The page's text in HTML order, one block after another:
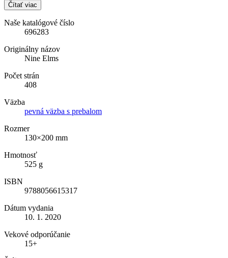
Čítať viac
Naše katalógové číslo
696283
Originálny názov
Nine Elms
Počet strán
408
Väzba
pevná väzba s prebalom
Rozmer
130×200 mm
Hmotnosť
525 g
ISBN
9788056615317
Dátum vydania
10. 1. 2020
Vekové odporúčanie
15+